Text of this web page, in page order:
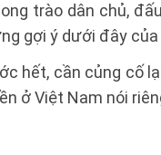
trào dân chủ,
gợi ý dưới đây
hết, cần củng cố
ở Việt Nam nói